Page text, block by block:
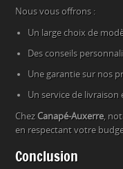
Nous vous offrons :
Un large choix de
Des conseils
Une garantie sur nos
Un service de livraison
Chez Canapé-Auxerre,
en respectant votre
Conclusion